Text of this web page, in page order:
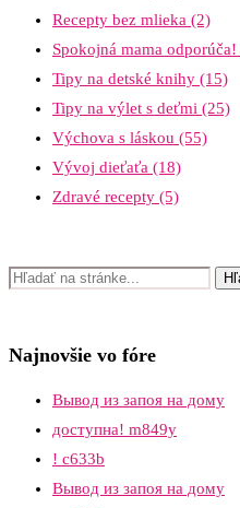
Recepty bez mlieka (2)
Spokojná mama odporúča!
Tipy na detské knihy (15)
Tipy na výlet s deťmi (25)
Výchova s láskou (55)
Vývoj dieťaťa (18)
Zdravé recepty (5)
Najnovšie vo fóre
Вывод из запоя на дому
доступна! m849y
! c633b
Вывод из запоя на дому